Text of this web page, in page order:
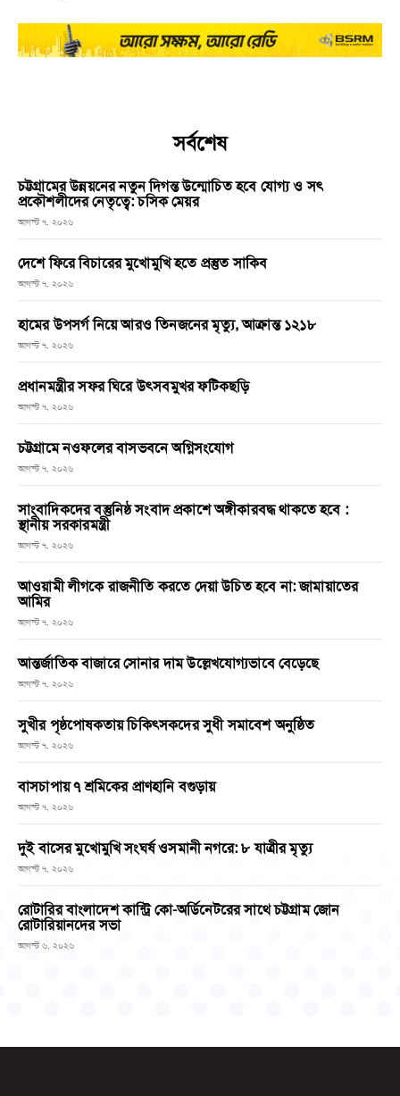
সর্বশেষ
চট্টগ্রামের উন্নয়নের নতুন দিগন্ত উন্মোচিত হবে যোগ্য ও সৎ
প্রকৌশলীদের নেতৃত্বে: চসিক মেয়র
আগস্ট ৭, ২০২৬
দেশে ফিরে বিচারের মুখোমুখি হতে প্রস্তুত সাকিব
আগস্ট ৭, ২০২৬
হামের উপসর্গ নিয়ে আরও তিনজনের মৃত্যু, আক্রান্ত ১২১৮
আগস্ট ৭, ২০২৬
প্রধানমন্ত্রীর সফর ঘিরে উৎসবমুখর ফটিকছড়ি
আগস্ট ৭, ২০২৬
চট্টগ্রামে নওফলের বাসভবনে অগ্নিসংযোগ
আগস্ট ৭, ২০২৬
সাংবাদিকদের বস্তুনিষ্ঠ সংবাদ প্রকাশে অঙ্গীকারবদ্ধ থাকতে হবে :
স্থানীয় সরকারমন্ত্রী
আগস্ট ৭, ২০২৬
আওয়ামী লীগকে রাজনীতি করতে দেয়া উচিত হবে না: জামায়াতের
আমির
আগস্ট ৭, ২০২৬
আন্তর্জাতিক বাজারে সোনার দাম উল্লেখযোগ্যভাবে বেড়েছে
আগস্ট ৭, ২০২৬
সুখীর পৃষ্ঠপোষকতায় চিকিৎসকদের সুধী সমাবেশ অনুষ্ঠিত
আগস্ট ৭, ২০২৬
বাসচাপায় ৭ শ্রমিকের প্রাণহানি বগুড়ায়
আগস্ট ৭, ২০২৬
দুই বাসের মুখোমুখি সংঘর্ষ ওসমানী নগরে: ৮ যাত্রীর মৃত্যু
আগস্ট ৭, ২০২৬
রোটারির বাংলাদেশ কান্ট্রি কো-অর্ডিনেটরের সাথে চট্টগ্রাম জোন
রোটারিয়ানদের সভা
আগস্ট ৬, ২০২৬